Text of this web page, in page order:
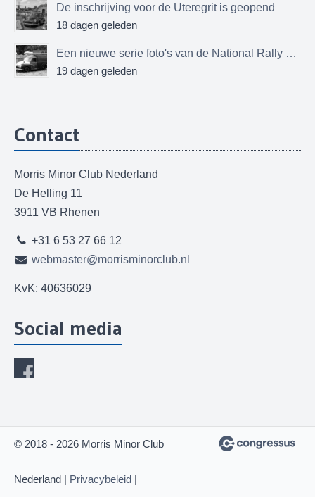
De inschrijving voor de Uteregrit is geopend
18 dagen geleden
Een nieuwe serie foto's van de National Rally MMOC
19 dagen geleden
Contact
Morris Minor Club Nederland
De Helling 11
3911 VB Rhenen
+31 6 53 27 66 12
webmaster@morrisminorclub.nl
KvK: 40636029
Social media
© 2018 - 2026 Morris Minor Club
Nederland | Privacybeleid |